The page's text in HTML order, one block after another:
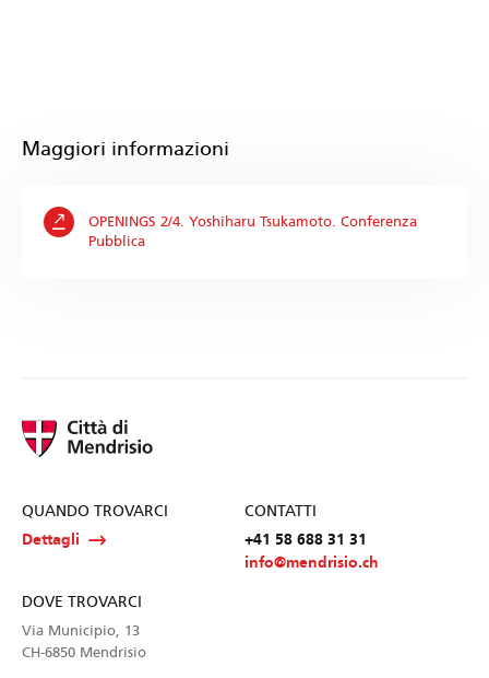
Maggiori informazioni
OPENINGS 2/4. Yoshiharu Tsukamoto. Conferenza
Pubblica
QUANDO TROVARCI
Dettagli
CONTATTI
+41 58 688 31 31
info@mendrisio.ch
DOVE TROVARCI
Via Municipio, 13
CH-6850 Mendrisio